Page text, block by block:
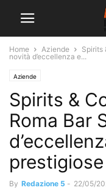
Home Aziende
Spirits
novità d’eccellenza e...
Aziende
Spirits &
Roma Bar
prestigiose
By Redazione 5 - 22/05/